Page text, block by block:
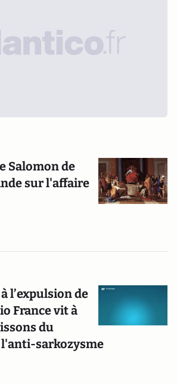
Salomon de
sur l'affaire
l’expulsion de
France vit à
du
sarkozysme